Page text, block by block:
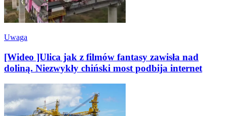
Uwaga
[Wideo ]Ulica jak z filmów fantasy zawisła nad
doliną. Niezwykły chiński most podbija internet